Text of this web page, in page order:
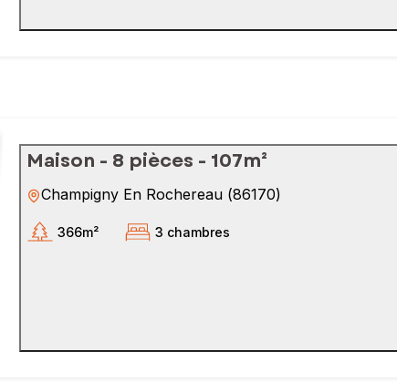
Maison - 8 pièces - 107m²
Champigny En Rochereau (86170)
366m² 3 chambres